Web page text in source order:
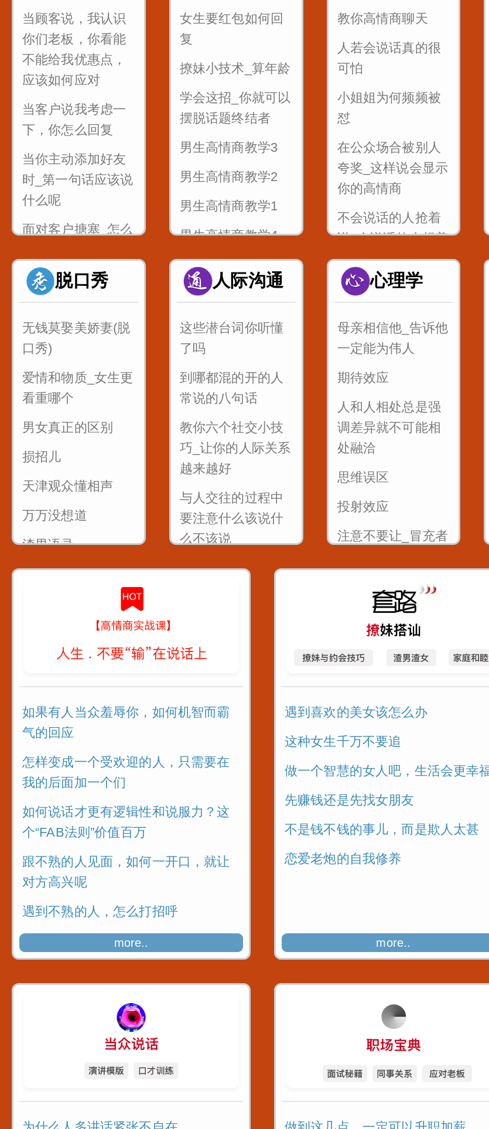
1_双唇音bpm_八百
标兵奔北坡
2_唇齿音f_粉红凤
凰
3_舌尖中音dt_调到
敌岛打特盗
3_舌尖中音nl_刘郎
念刘娘
当顾客说，我认识
你们老板，你看能
不能给我优惠点，
应该如何应对
当客户说我考虑一
下，你怎么回复
当你主动添加好友
时_第一句话应该说
什么呢
面对客户搪塞_怎么
做销售如何巧妙回
答_太贵了
顾客嫌贵的话术技
巧_贵不贵引导到值
不值
销售的时候懂得尊
重客户_一句话就可
住客户的心
销售很厉害的一招
反问
遇到只问不买的客
女生要红包如何回
复
撩妹小技术_算年龄
学会这招_你就可以
摆脱话题终结者
男生高情商教学3
男生高情商教学2
男生高情商教学1
男生高情商教学4
知识点_女生问你我
是不是胖了
不知道怎么表白_这
样说提高成功率
情侣之间说这句话
永远不分手
教你高情商聊天
人若会说话真的很
可怕
小姐姐为何频频被
怼
在公众场合被别人
夸奖_这样说会显示
你的高情商
不会说话的人抢着
说_会说话的人想着
说
高情商的一句话_往
说话摄心术第一招
一个脏字不说_如何
回怼别人
一开口说话让别人
喜欢你
别人夸你_如何巧妙
回答_而不是阿谀奉
承
脱口秀
无钱莫娶美娇妻(脱
口秀)
爱情和物质_女生更
看重哪个
男女真正的区别
损招儿
天津观众懂相声
万万没想道
渣男语录
渣女语录
富二代装穷你们见
假戏假做_真热闹_
人际沟通
这些潜台词你听懂
了吗
到哪都混的开的人
常说的八句话
教你六个社交小技
巧_让你的人际关系
越来越好
与人交往的过程中
要注意什么该说什
么不该说
一句话让你变成幽
可以算是教科书式
的例子
你_你就找到问题刁
难的点_套用在提问
管好自己的嘴_关系
话
心理学
母亲相信他_告诉他
一定能为伟人
期待效应
人和人相处总是强
调差异就不可能相
处融洽
思维误区
投射效应
注意不要让_冒充者
如果有人当众羞辱你，如何机智而霸
气的回应
怎样变成一个受欢迎的人，只需要在
我的后面加一个们
如何说话才更有逻辑性和说服力？这
个“FAB法则”价值百万
跟不熟的人见面，如何一开口，就让
对方高兴呢
遇到不熟的人，怎么打招呼
四个小窍门，让你与人相处留下好印
象
more..
遇到喜欢的美女该怎么办
这种女生千万不要追
做一个智慧的女人吧，生活会更幸
先赚钱还是先找女朋友
不是钱不钱的事儿，而是欺人太甚
恋爱老炮的自我修养
more..